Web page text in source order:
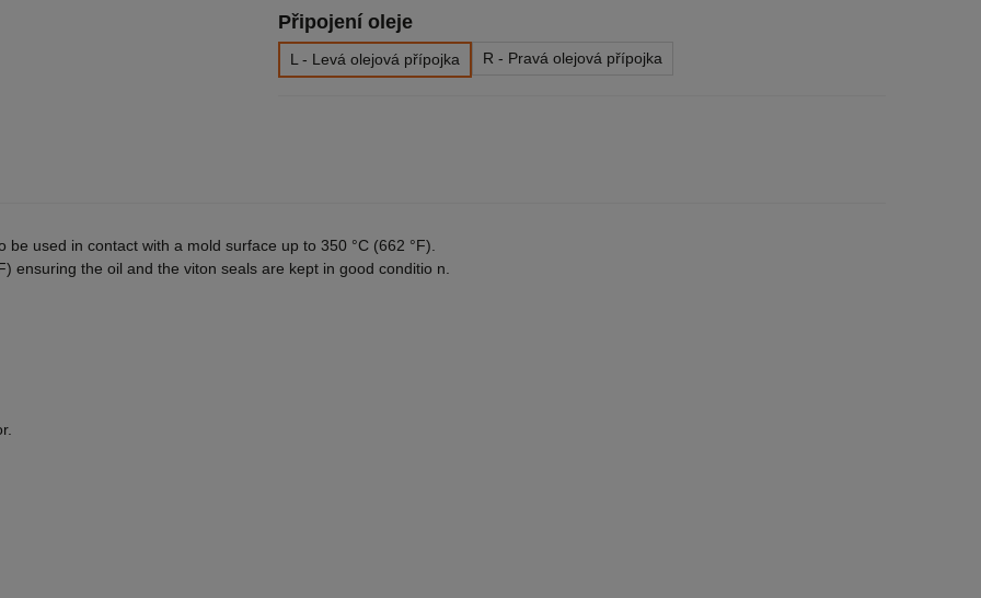
Připojení oleje
L - Levá olejová přípojka R - Pravá olejová přípojka
used in contact with a mold surface up to 350 °C (662 °F).
ensuring the oil and the viton seals are kept in good conditio n.